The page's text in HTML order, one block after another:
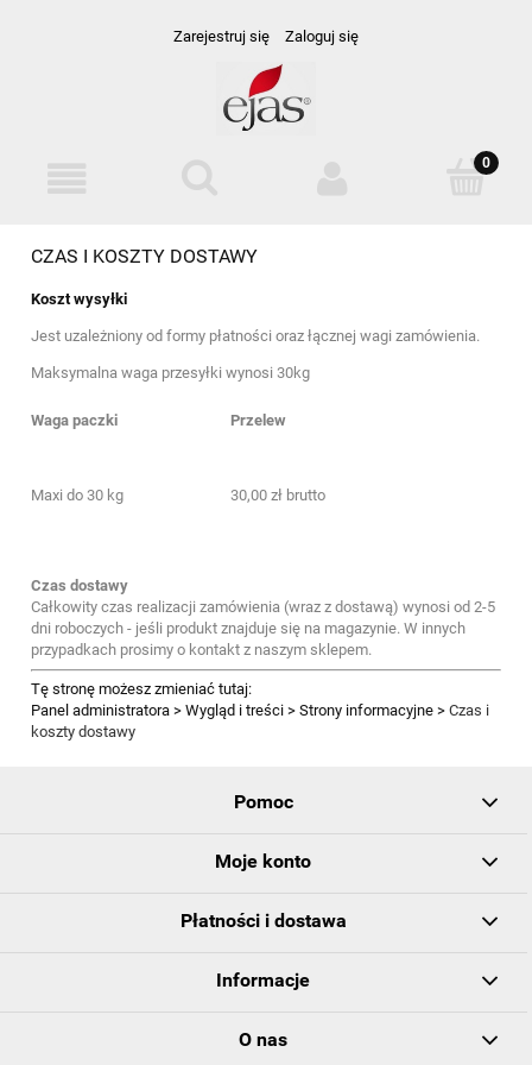
Zarejestruj się Zaloguj się
CZAS I KOSZTY DOSTAWY
Koszt wysyłki
Jest uzależniony od formy płatności oraz łącznej wagi zamówienia.
Maksymalna waga przesyłki wynosi 30kg
Waga paczki Przelew
Maxi do 30 kg 30,00 zł brutto
Czas dostawy
Całkowity czas realizacji zamówienia (wraz z dostawą) wynosi od 2-5
dni roboczych - jeśli produkt znajduje się na magazynie. W innych
przypadkach prosimy o kontakt z naszym sklepem.
Tę stronę możesz zmieniać tutaj:
Panel administratora > Wygląd i treści > Strony informacyjne > Czas i
koszty dostawy
Pomoc
Moje konto
Płatności i dostawa
Informacje
O nas